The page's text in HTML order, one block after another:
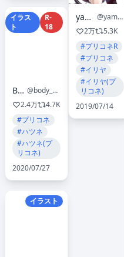
イラス
ト
R-
18
B-銀河
@body_ma_ginga
2.4万
4.7K
#プリコネ
#ハツネ
#ハツネ(プ
リコネ)
2020/07/27
イラスト
yaman**
@yamanta_15
2万
5.3K
#プリコネR
#プリコネ
#イリヤ
#イリヤ(プ
リコネ)
2019/07/14